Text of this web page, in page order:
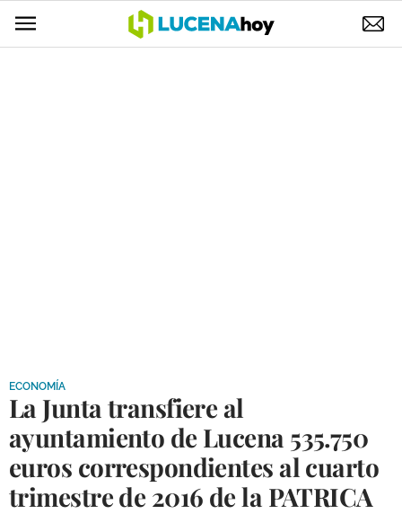
DEPORTES
DEPORTE BASE
ECONOMÍA
La Junta transfiere al
ayuntamiento de Lucena 535.750
euros correspondientes al cuarto
trimestre de 2016 de la PATRICA